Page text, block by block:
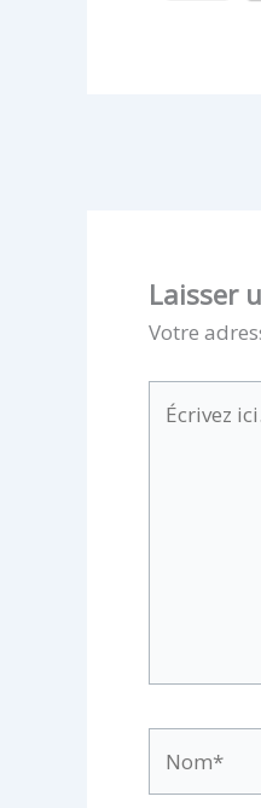
Laisser
Votre
Écrivez
ici…